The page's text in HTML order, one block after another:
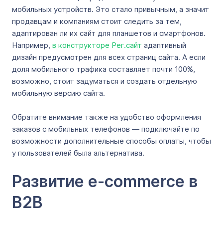
мобильных устройств. Это стало привычным, а значит
продавцам и компаниям стоит следить за тем,
адаптирован ли их сайт для планшетов и смартфонов.
Например, в конструкторе Рег.сайт адаптивный
дизайн предусмотрен для всех страниц сайта. А если
доля мобильного трафика составляет почти 100%,
возможно, стоит задуматься и создать отдельную
мобильную версию сайта.
Обратите внимание также на удобство оформления
заказов с мобильных телефонов — подключайте по
возможности дополнительные способы оплаты, чтобы
у пользователей была альтернатива.
Развитие e-commerce в
B2B